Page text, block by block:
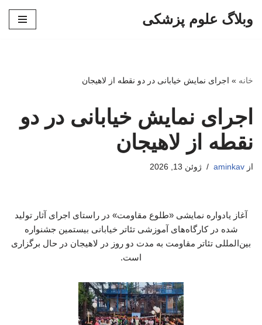
وبلاگ علوم پزشکی
خانه » اجرای نمایش خیابانی در دو نقطه از لاهیجان
اجرای نمایش خیابانی در دو
نقطه از لاهیجان
از aminkav ژوئن 13, 2026
آغاز یادواره نمایشی «طلوع مقاومت» در راستای اجرای آثار تولید
شده در کارگاه‌های آموزشی تئاتر خیابانی بیستمین جشنواره
بین‌المللی تئاتر مقاومت به مدت دو روز در لاهیجان در حال برگزاری
است.